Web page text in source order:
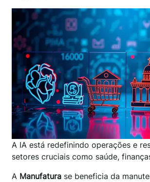
A IA está redefinindo operações e
setores cruciais como saúde,
A Manufatura se beneficia da